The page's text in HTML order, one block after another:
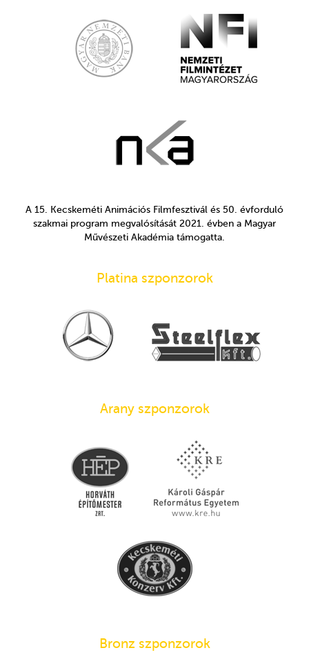
A 15. Kecskeméti Animációs Filmfesztivál és 50. évforduló
szakmai program megvalósítását 2021. évben a Magyar
Művészeti Akadémia támogatta.
Platina szponzorok
Arany szponzorok
Bronz szponzorok